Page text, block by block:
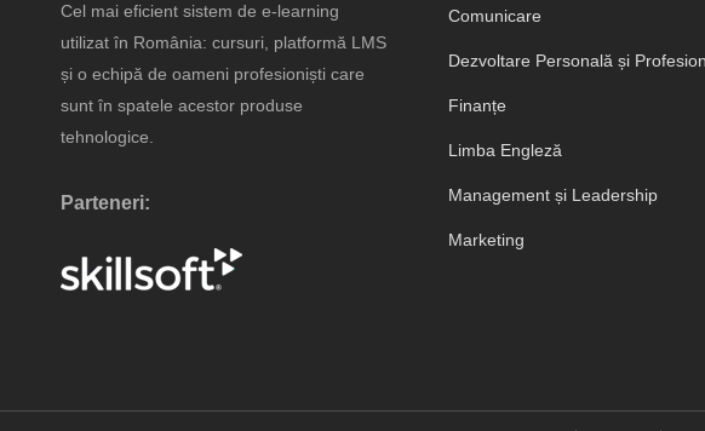
Cel mai eficient sistem de e-learning
utilizat în România: cursuri, platformă LMS
și o echipă de oameni profesioniști care
sunt în spatele acestor produse
tehnologice.
Parteneri:
Comunicare
Dezvoltare Personală și
Finanțe
Limba Engleză
Management și Leadership
Marketing